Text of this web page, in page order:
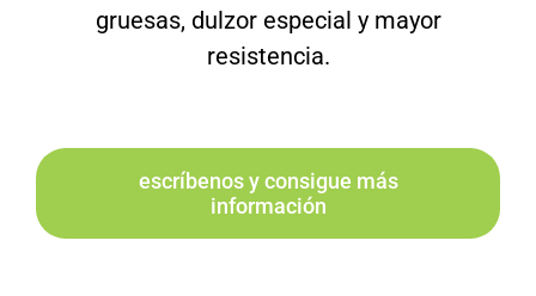
gruesas, dulzor especial y mayor
resistencia.
escríbenos y consigue más
información